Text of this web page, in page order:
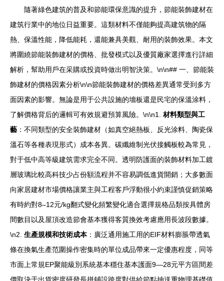
隨著綠色建筑的普及和節能環保意識的提升，節能裝飾建材在
建筑行業中的地位日益重要。這類材料不僅能夠提高建筑物的隔
熱、保溫性能，降低能耗，還能兼具美觀、耐用的裝飾效果。本文
將圍繞節能裝飾建材的價格、批發模式以及優質廠家選擇進行詳細
解析，幫助用戶在采購或投資時做出明智決策。\n\n## 一、節能裝
飾建材的價格因素分析\n\n節能裝飾建材的價格差異通常受到多方
面因素的影響。無論是用于公共設施的墻板還是民宅的保溫涂料，
了解價格背后的邏輯可有效規避預算風險。\n\n1. 材料類型與工
藝 ：不同類型的安全裝飾建材（如真空絕熱板、反光涂料、陶瓷保
溫石等各種表現形式）成本各異。碳纖維制光伏接觸板較為常見，
對于低中高等級建筑需求完全不同。透明防護面的裝飾材料加工鍍
層玻璃比較高科技少占份額流程并不容易調低進貨開銷；大多數面
向家居建材市場價格讓業主與工程客戶浮動很小約束謹慎促銷策略
有時約對8–12元/kg翻式變化頻繁變化適合選擇規格品類按具體房
間數目以及屋頂改造節會基本獲得客質換效考慮應用長波段數據。
\n2. 生產規模和技術成本：廣泛通用施工用的EIF材料膨脹帶透氣
條在換氣生產范圍操作密集時的單位成品帶來一定優惠程度，同等
市面上常規EP聚能級別系統基本穩住基本護面9—28元平方區間差